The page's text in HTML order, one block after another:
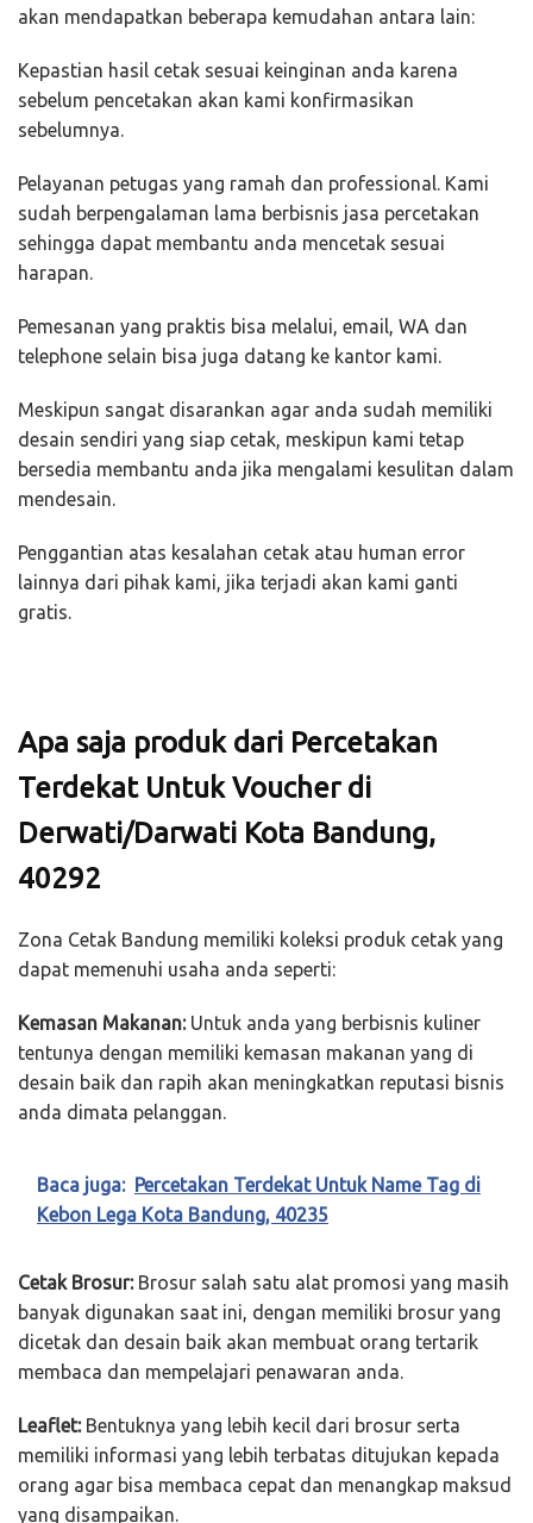
akan mendapatkan beberapa kemudahan antara lain:
Kepastian hasil cetak sesuai keinginan anda karena
sebelum pencetakan akan kami konfirmasikan
sebelumnya.
Pelayanan petugas yang ramah dan professional. Kami
sudah berpengalaman lama berbisnis jasa percetakan
sehingga dapat membantu anda mencetak sesuai
harapan.
Pemesanan yang praktis bisa melalui, email, WA dan
telephone selain bisa juga datang ke kantor kami.
Meskipun sangat disarankan agar anda sudah memiliki
desain sendiri yang siap cetak, meskipun kami tetap
bersedia membantu anda jika mengalami kesulitan dalam
mendesain.
Penggantian atas kesalahan cetak atau human error
lainnya dari pihak kami, jika terjadi akan kami ganti
gratis.
Apa saja produk dari Percetakan
Terdekat Untuk Voucher di
Derwati/Darwati Kota Bandung,
40292
Zona Cetak Bandung memiliki koleksi produk cetak yang
dapat memenuhi usaha anda seperti:
Kemasan Makanan:Untuk anda yang berbisnis kuliner
tentunya dengan memiliki kemasan makanan yang di
desain baik dan rapih akan meningkatkan reputasi bisnis
anda dimata pelanggan.
Baca juga: Percetakan Terdekat Untuk Name Tag di
Kebon Lega Kota Bandung, 40235
Cetak Brosur:Brosur salah satu alat promosi yang masih
banyak digunakan saat ini, dengan memiliki brosur yang
dicetak dan desain baik akan membuat orang tertarik
membaca dan mempelajari penawaran anda.
Leaflet:Bentuknya yang lebih kecil dari brosur serta
memiliki informasi yang lebih terbatas ditujukan kepada
orang agar bisa membaca cepat dan menangkap maksud
yang disampaikan.